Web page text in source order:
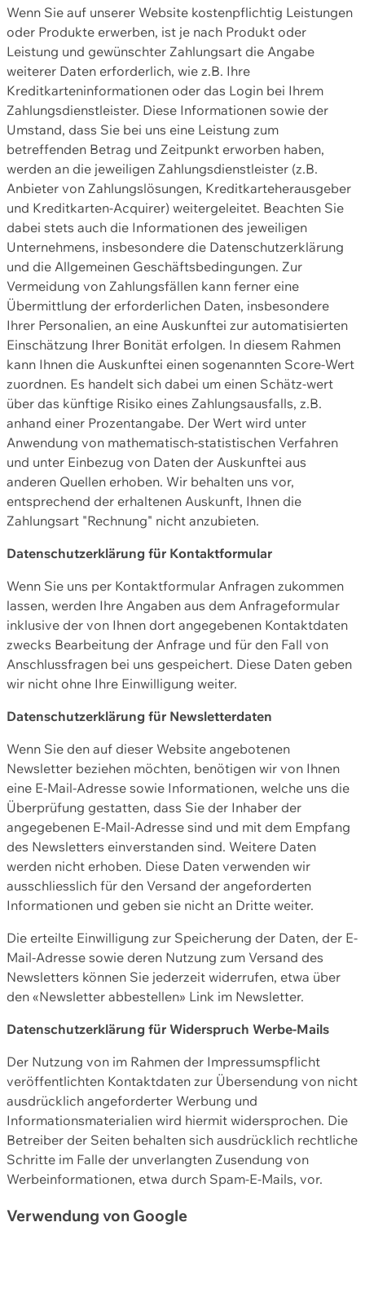
Wenn Sie auf unserer Website kostenpflichtig Leistungen
oder Produkte erwerben, ist je nach Produkt oder
Leistung und gewünschter Zahlungsart die Angabe
weiterer Daten erforderlich, wie z.B. Ihre
Kreditkarteninformationen oder das Login bei Ihrem
Zahlungsdienstleister. Diese Informationen sowie der
Umstand, dass Sie bei uns eine Leistung zum
betreffenden Betrag und Zeitpunkt erworben haben,
werden an die jeweiligen Zahlungsdienstleister (z.B.
Anbieter von Zahlungslösungen, Kreditkarteherausgeber
und Kreditkarten-Acquirer) weitergeleitet. Beachten Sie
dabei stets auch die Informationen des jeweiligen
Unternehmens, insbesondere die Datenschutzerklärung
und die Allgemeinen Geschäftsbedingungen. Zur
Vermeidung von Zahlungsfällen kann ferner eine
Übermittlung der erforderlichen Daten, insbesondere
Ihrer Personalien, an eine Auskunftei zur automatisierten
Einschätzung Ihrer Bonität erfolgen. In diesem Rahmen
kann Ihnen die Auskunftei einen sogenannten Score-Wert
zuordnen. Es handelt sich dabei um einen Schätz-wert
über das künftige Risiko eines Zahlungsausfalls, z.B.
anhand einer Prozentangabe. Der Wert wird unter
Anwendung von mathematisch-statistischen Verfahren
und unter Einbezug von Daten der Auskunftei aus
anderen Quellen erhoben. Wir behalten uns vor,
entsprechend der erhaltenen Auskunft, Ihnen die
Zahlungsart "Rechnung" nicht anzubieten.
Datenschutzerklärung für Kontaktformular
Wenn Sie uns per Kontaktformular Anfragen zukommen
lassen, werden Ihre Angaben aus dem Anfrageformular
inklusive der von Ihnen dort angegebenen Kontaktdaten
zwecks Bearbeitung der Anfrage und für den Fall von
Anschlussfragen bei uns gespeichert. Diese Daten geben
wir nicht ohne Ihre Einwilligung weiter.
Datenschutzerklärung für Newsletterdaten
Wenn Sie den auf dieser Website angebotenen
Newsletter beziehen möchten, benötigen wir von Ihnen
eine E-Mail-Adresse sowie Informationen, welche uns die
Überprüfung gestatten, dass Sie der Inhaber der
angegebenen E-Mail-Adresse sind und mit dem Empfang
des Newsletters einverstanden sind. Weitere Daten
werden nicht erhoben. Diese Daten verwenden wir
ausschliesslich für den Versand der angeforderten
Informationen und geben sie nicht an Dritte weiter.
Die erteilte Einwilligung zur Speicherung der Daten, der E-
Mail-Adresse sowie deren Nutzung zum Versand des
Newsletters können Sie jederzeit widerrufen, etwa über
den «Newsletter abbestellen» Link im Newsletter.
Datenschutzerklärung für Widerspruch Werbe-Mails
Der Nutzung von im Rahmen der Impressumspflicht
veröffentlichten Kontaktdaten zur Übersendung von nicht
ausdrücklich angeforderter Werbung und
Informationsmaterialien wird hiermit widersprochen. Die
Betreiber der Seiten behalten sich ausdrücklich rechtliche
Schritte im Falle der unverlangten Zusendung von
Werbeinformationen, etwa durch Spam-E-Mails, vor.
Verwendung von Google